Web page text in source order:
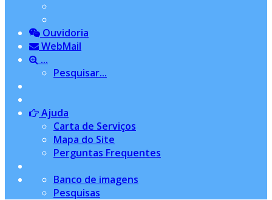
Ouvidoria
WebMail
...
Pesquisar...
Ajuda
Carta de Serviços
Mapa do Site
Perguntas Frequentes
Banco de imagens
Pesquisas